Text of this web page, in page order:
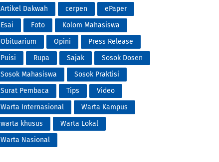
Artikel Dakwah cerpen
ePaper
Esai
Foto
Kolom Mahasiswa
Obituarium
Opini
Press Release
Puisi
Rupa Sajak
Sosok Dosen
Sosok Mahasiswa
Sosok Praktisi
Surat Pembaca
Tips
Video
Warta Internasional
Warta Kampus
warta khusus
Warta Lokal
Warta Nasional